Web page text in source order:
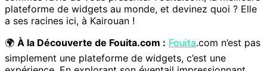
plateforme de widgets au monde, et devinez quoi ? Elle
a ses racines ici, à Kairouan !
🌍 À la Découverte de Fouita.com : Fouita.com n’est pas
simplement une plateforme de widgets, c’est une